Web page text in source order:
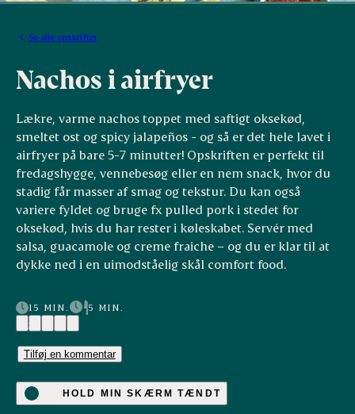
Se alle opskrifter
Nachos i airfryer
Lækre, varme nachos toppet med saftigt oksekød,
smeltet ost og spicy jalapeños - og så er det hele lavet i
airfryer på bare 5-7 minutter! Opskriften er perfekt til
fredagshygge, vennebesøg eller en nem snack, hvor du
stadig får masser af smag og tekstur. Du kan også
variere fyldet og bruge fx pulled pork i stedet for
oksekød, hvis du har rester i køleskabet. Servér med
salsa, guacamole og creme fraiche – og du er klar til at
dykke ned i en uimodståelig skål comfort food.
15 MIN.
5 MIN.
(2)
Tilføj en kommentar
HOLD MIN SKÆRM TÆNDT